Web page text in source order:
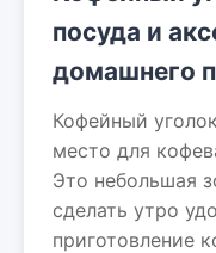
посуда и
домашнего
Кофейный
место для
Это небольшая
сделать утро
приготовление